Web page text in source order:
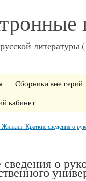
Сборники вне серий
кабинет
Краткие сведения о
о